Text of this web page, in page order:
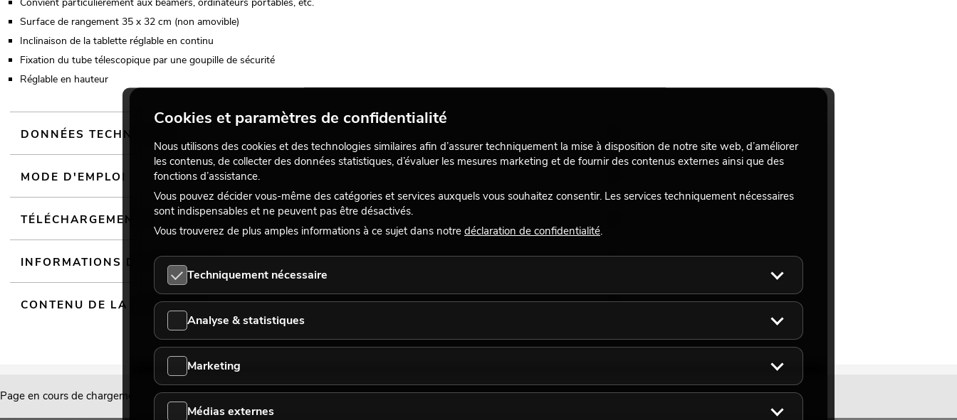
Surface de rangement 35 x 32 cm (non amovible)
Inclinaison de la tablette réglable en continu
Fixation du tube télescopique par une goupille de sécurité
Réglable en hauteur
DONNÉES TECHNIQUES
MODE D'EMPLOI
TÉLÉCHARGEMENTS
INFORMATIONS DU FABRICANT
CONTENU DE LA LIVRAISON
Page en cours de chargement...
Cookies et paramètres de confidentialité
Nous utilisons des cookies et des technologies similaires afin d’assurer techniquement la mise à disposition de notre site web, d’améliorer
les contenus, de collecter des données statistiques, d’évaluer les mesures marketing et de fournir des contenus externes ainsi que des
fonctions d’assistance.
Vous pouvez décider vous-même des catégories et services auxquels vous souhaitez consentir. Les services techniquement nécessaires
sont indispensables et ne peuvent pas être désactivés.
Vous trouverez de plus amples informations à ce sujet dans notre déclaration de confidentialité.
Techniquement nécessaire
Analyse & statistiques
Marketing
Médias externes